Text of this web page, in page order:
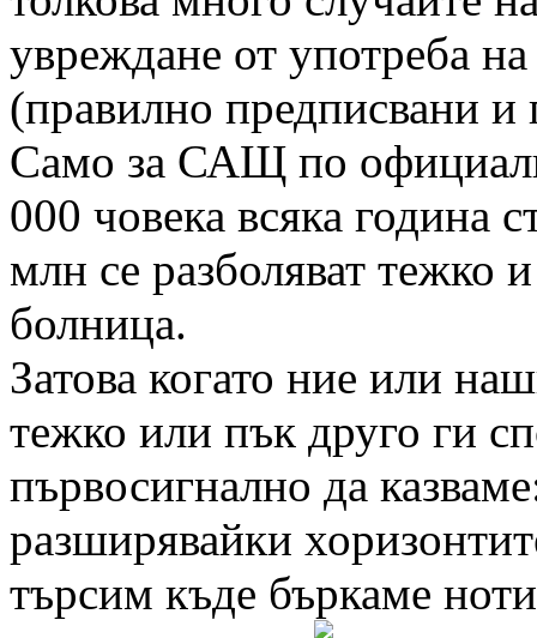
увреждане от употреба
(правилно предписвани
Само за САЩ по
000 човека всяка година
млн се разболяват тежко
болница.
Затова когато ние или
тежко или пък друго ги
първосигнално да
разширявайки
търсим къде бъркаме